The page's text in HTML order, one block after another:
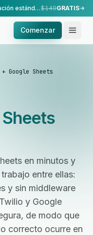
Configuración llave en mano — configuración estándar, realizada por nuestro equipo.$149GRATIS
Comenzar
Google Sheets
en minutos y
entre ellas:
y sin middleware
y Google
de modo que
correcto ocurre en